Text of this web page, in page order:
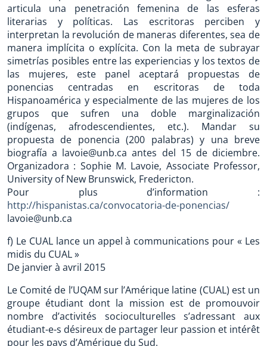
articula una penetración femenina de las esferas
literarias y políticas. Las escritoras perciben y
interpretan la revolución de maneras diferentes, sea de
manera implícita o explícita. Con la meta de subrayar
simetrías posibles entre las experiencias y los textos de
las mujeres, este panel aceptará propuestas de
ponencias centradas en escritoras de toda
Hispanoamérica y especialmente de las mujeres de los
grupos que sufren una doble marginalización
(indígenas, afrodescendientes, etc.). Mandar su
propuesta de ponencia (200 palabras) y una breve
biografía a lavoie@unb.ca antes del 15 de diciembre.
Organizadora : Sophie M. Lavoie, Associate Professor,
University of New Brunswick, Fredericton.
Pour plus d’information :
http://hispanistas.ca/convocatoria-de-ponencias/
lavoie@unb.ca
f) Le CUAL lance un appel à communications pour « Les
midis du CUAL »
De janvier à avril 2015
Le Comité de l’UQAM sur l’Amérique latine (CUAL) est un
groupe étudiant dont la mission est de promouvoir
nombre d’activités socioculturelles s’adressant aux
étudiant-e-s désireux de partager leur passion et intérêt
pour les pays d’Amérique du Sud.